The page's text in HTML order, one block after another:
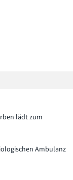
lädt zum
Ambulanz